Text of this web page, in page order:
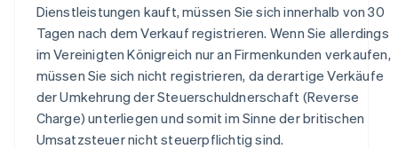
Dienstleistungen kauft, müssen Sie sich innerhalb von 30
Tagen nach dem Verkauf registrieren. Wenn Sie allerdings
im Vereinigten Königreich nur an Firmenkunden verkaufen,
müssen Sie sich nicht registrieren, da derartige Verkäufe
der Umkehrung der Steuerschuldnerschaft (Reverse
Charge) unterliegen und somit im Sinne der britischen
Umsatzsteuer nicht steuerpflichtig sind.